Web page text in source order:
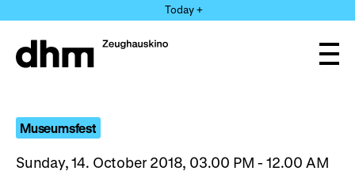
directly
the
Today +
Museumsfest
Sunday, 14. October 2018, 03.00 PM - 12.00 AM